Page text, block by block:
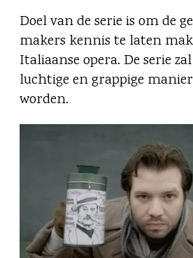
Doel van de serie is om de
makers kennis te laten
Italiaanse opera. De serie
luchtige en grappige
worden.